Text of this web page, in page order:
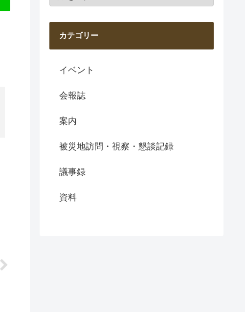
カテゴリー
イベント
会報誌
案内
被災地訪問・視察・懇談記録
議事録
資料